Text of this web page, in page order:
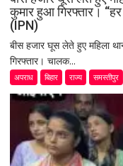
कुमार हुआ गिरफ्तार।
(IPN)
बीस हजार घूस लेते हुए महिला
गिरफ्तार। चालक...
अपराध बिहार राज्य समस्तीपुर